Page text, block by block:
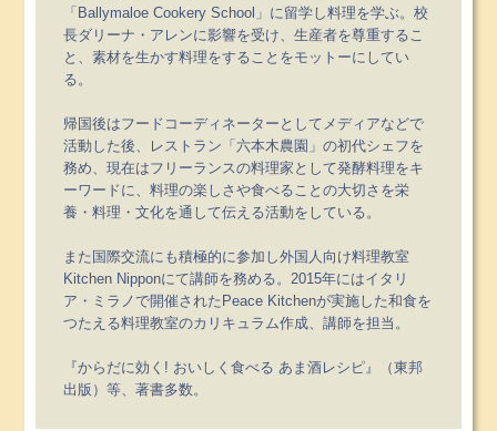
「Ballymaloe Cookery School」に留学し料理を学ぶ。校
長ダリーナ・アレンに影響を受け、生産者を尊重するこ
と、素材を生かす料理をすることをモットーにしてい
る。
帰国後はフードコーディネーターとしてメディアなどで
活動した後、レストラン「六本木農園」の初代シェフを
務め、現在はフリーランスの料理家として発酵料理をキ
ーワードに、料理の楽しさや食べることの大切さを栄
養・料理・文化を通して伝える活動をしている。
また国際交流にも積極的に参加し外国人向け料理教室
Kitchen Nipponにて講師を務める。2015年にはイタリ
ア・ミラノで開催されたPeace Kitchenが実施した和食を
つたえる料理教室のカリキュラム作成、講師を担当。
『からだに効く! おいしく食べる あま酒レシピ』（東邦
出版）等、著書多数。